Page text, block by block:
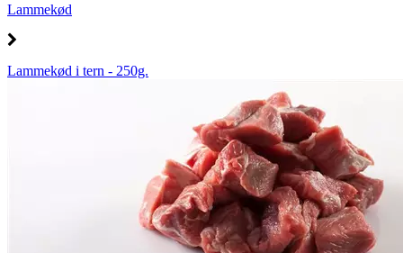
Lammekød
Lammekød i tern - 250g.